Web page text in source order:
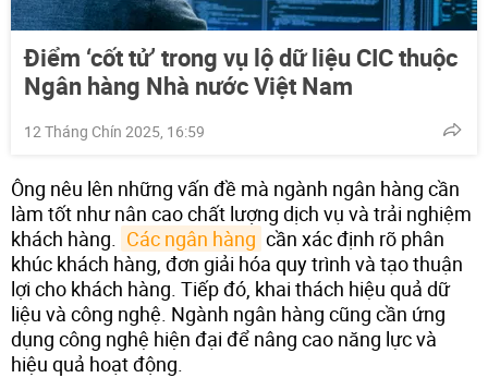
Điểm ‘cốt tử’ trong vụ lộ dữ liệu CIC thuộc
Ngân hàng Nhà nước Việt Nam
12 Tháng Chín 2025, 16:59
Ông nêu lên những vấn đề mà ngành ngân hàng cần
làm tốt như nân cao chất lượng dịch vụ và trải nghiệm
khách hàng.
Các ngân hàng cần xác định rõ phân
khúc khách hàng, đơn giải hóa quy trình và tạo thuận
lợi cho khách hàng. Tiếp đó, khai thách hiệu quả dữ
liệu và công nghệ. Ngành ngân hàng cũng cần ứng
dụng công nghệ hiện đại để nâng cao năng lực và
hiệu quả hoạt động.